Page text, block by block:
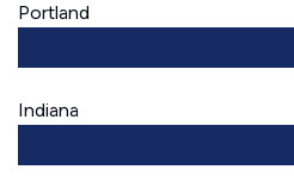
Portland
Indiana